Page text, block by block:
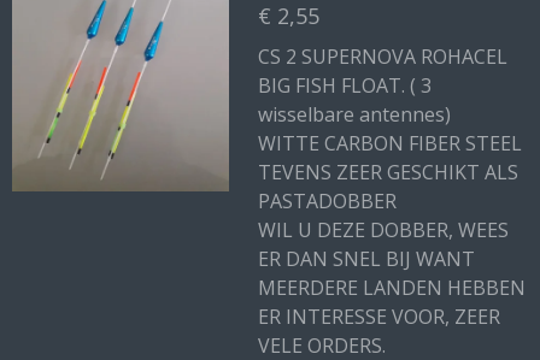
€ 2,55
CS 2 SUPERNOVA ROHACEL
BIG FISH FLOAT. ( 3
wisselbare antennes)
WITTE CARBON FIBER STEEL
TEVENS ZEER GESCHIKT ALS
PASTADOBBER
WIL U DEZE DOBBER, WEES
ER DAN SNEL BIJ WANT
MEERDERE LANDEN HEBBEN
ER INTERESSE VOOR, ZEER
VELE ORDERS.